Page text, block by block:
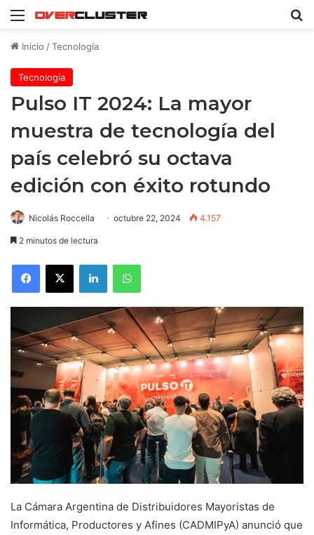
Menú
Inicio /Tecnología
Tecnología
Pulso IT 2024: La mayor
muestra de tecnología del
país celebró su octava
edición con éxito rotundo
Nicolás Roccella octubre 22, 2024 4.157
2 minutos de lectura
Facebook
X LinkedInWhatsApp
La Cámara Argentina de Distribuidores Mayoristas de
Informática, Productores y Afines (CADMIPyA) anunció que